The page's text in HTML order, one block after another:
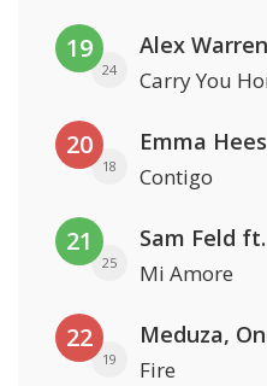
19
24
Alex Warren
Carry You
20
18
Emma
Contigo
21
25
Sam Feld
Mi Amore
22
19
Meduza,
Fire